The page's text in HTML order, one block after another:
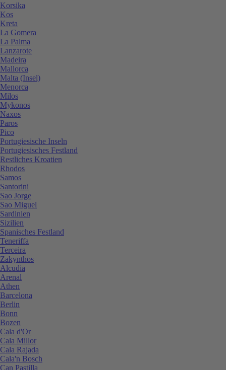
Korsika
Kos
Kreta
La Gomera
La Palma
Lanzarote
Madeira
Mallorca
Malta (Insel)
Menorca
Milos
Mykonos
Naxos
Paros
Pico
Portugiesische Inseln
Portugiesisches Festland
Restliches Kroatien
Rhodos
Samos
Santorini
Sao Jorge
Sao Miguel
Sardinien
Sizilien
Spanisches Festland
Teneriffa
Terceira
Zakynthos
Alcudia
Arenal
Athen
Barcelona
Berlin
Bonn
Bozen
Cala d'Or
Cala Millor
Cala Rajada
Cala'n Bosch
Can Pastilla